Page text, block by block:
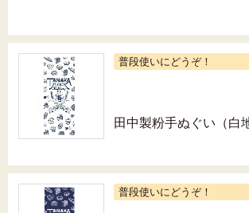
普段使いにどうぞ！
田中製粉手ぬぐい（白
普段使いにどうぞ！